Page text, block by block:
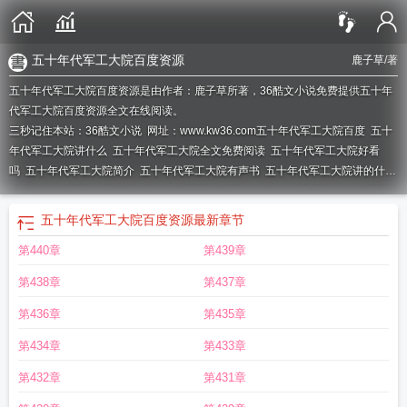
鹿子草/著
五十年代军工大院百度资源
五十年代军工大院百度资源是由作者：鹿子草所著，36酷文小说免费提供五十年
代军工大院百度资源全文在线阅读。
三秒记住本站：36酷文小说 网址：www.kw36.com五十年代军工大院百度 五十
年代军工大院讲什么 五十年代军工大院全文免费阅读 五十年代军工大院好看
吗 五十年代军工大院简介 五十年代军工大院有声书 五十年代军工大院讲的什
么五十年代军工大院 百度五十年代军工大院晋江文学城鹿子草五十年代军工
五十年代军工大院有声 五十年代军工大院百度资源
枝 老军工院校
工大院 笔趣阁
五十年代军工大院类似的五十年代军工大院全文阅读
十年代军工大院叶满枝吴峥嵘免费
五十年代军工大院 番外
子草晋江五十年代军工大院鹿子草免费阅读五十年代军工大院吴峥嵘
年代军工大院TXT百度
五十年代军工大院百度资源最新章节
第440章 第439章
第438章 第437章
第436章 第435章
第434章 第433章
第432章 第431章